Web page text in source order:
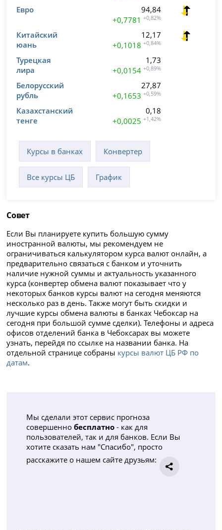
Евро
94,84
+0,7781 +0,82%
Китайский
юань
12,17
+0,1018 +0,84%
Турецкая
лира
1,73
+0,0154 +0,89%
Белорусский
рубль
27,87
+0,1653 +0,59%
Казахстанский
тенге
0,18
+0,0025 +1,42%
Курсы в банках Конвертер
Все курсы ЦБ График
Совет
Если Вы планируете купить большую сумму
иностранной валюты, мы рекомендуем не
ограничиваться калькулятором курса валют онлайн, а
предварительно связаться с банком и уточнить
наличие нужной суммы и актуальность указанного
курса (конвертер обмена валют показывает что у
некоторых банков курсы валют на сегодня меняются
несколько раз в день. Также могут быть скидки и
лучшие курсы обмена валюты в банках Чебоксар на
сегодня при большой сумме сделки). Телефоны и адреса
офисов отделений банка в Чебоксарах вы можете
узнать, перейдя по ссылке на названии банка. На
отдельной странице собраны курсы валют ЦБ РФ по
датам.
Мы сделали этот сервис прогноза
совершеннобесплатно - как для
пользователей, так и для банков. Если Вы
хотите сказать нам "Спасибо", просто
расскажите о нашем сайте друзьям: